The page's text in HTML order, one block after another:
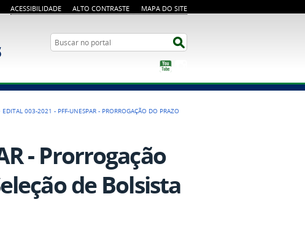
ACESSIBILIDADE ALTO CONTRASTE MAPA DO SITE
Busca
EDITAL 003-2021 - PFF-UNESPAR - PRORROGAÇÃO DO PRAZO
- Prorrogação
de Bolsista